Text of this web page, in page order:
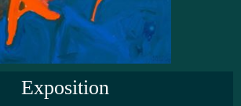
Exposition